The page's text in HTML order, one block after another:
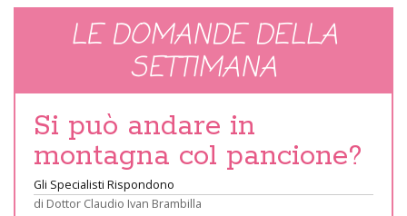
LE DOMANDE DELLA
SETTIMANA
Si può andare in
montagna col pancione?
Gli Specialisti Rispondono
di Dottor Claudio Ivan Brambilla